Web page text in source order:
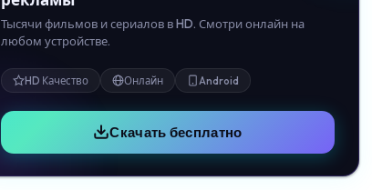
Тысячи фильмов и сериалов в HD. Смотри онлайн на
любом устройстве.
HD Качество Онлайн Android
Скачать бесплатно